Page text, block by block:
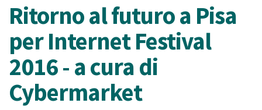
Ritorno al futuro a Pisa
per Internet Festival
2016 - a cura di
Cybermarket